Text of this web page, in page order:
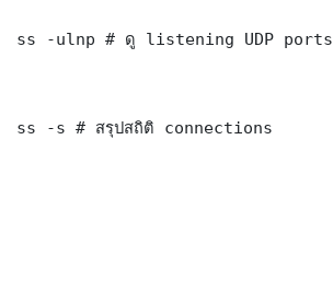
ss -ulnp # ดู listening UDP ports
ss -s # สรุปสถิติ connections